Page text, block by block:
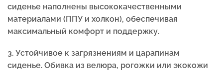
сиденье наполнены высококачественными
материалами (ППУ и холкон), обеспечивая
максимальный комфорт и поддержку.
3. Устойчивое к загрязнениям и царапинам
сиденье. Обивка из велюра, рогожки или экокожи